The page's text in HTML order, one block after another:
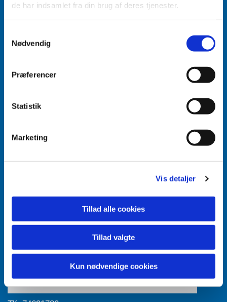
de har indsamlet fra din brug af deres tjenester.
Nødvendig
Præferencer
Statistik
Marketing
Vis detaljer
Tillad alle cookies
Tillad valgte
Kun nødvendige cookies
Accepter venligst marketingcookies for at se
Accepter venligst marketingcookies for at se
dette indhold.
Accepter cookies